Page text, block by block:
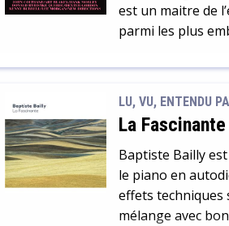
est un maitre de
parmi les plus
LU, VU, ENTENDU
La Fascinante
Baptiste Bailly
le piano en
effets techniques
mélange avec